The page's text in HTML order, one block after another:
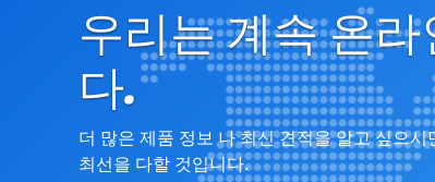
우리는 계속 온
다.
더 많은 제품 정보 나 최신 견적을 알고 싶으
최선을 다할 것입니다.